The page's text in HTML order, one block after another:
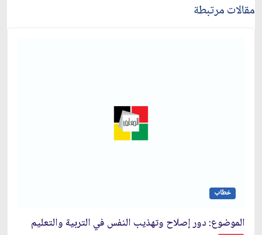
مقالات مرتبطة
خطاب
الموضوع: دور إصلاح وتهذيب النفس في التربية والتعليم‏